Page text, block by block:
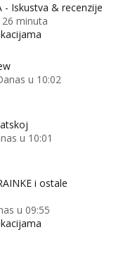
- Iskustva & recenzije
26 minuta
u 10:02
u 10:01
i ostale
u 09:55